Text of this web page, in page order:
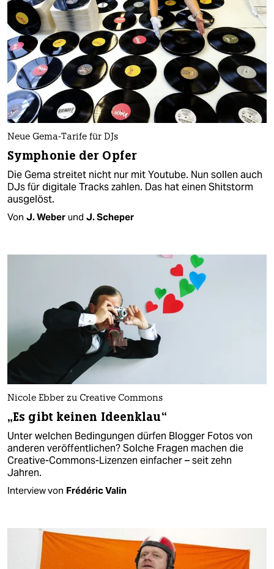
Neue Gema-Tarife für DJs
Symphonie der Opfer
Die Gema streitet nicht nur mit Youtube. Nun sollen auch
DJs für digitale Tracks zahlen. Das hat einen Shitstorm
ausgelöst.
Von J. Weber und J. Scheper
Nicole Ebber zu Creative Commons
„Es gibt keinen Ideenklau“
Unter welchen Bedingungen dürfen Blogger Fotos von
anderen veröffentlichen? Solche Fragen machen die
Creative-Commons-Lizenzen einfacher – seit zehn
Jahren.
Interview von Frédéric Valin